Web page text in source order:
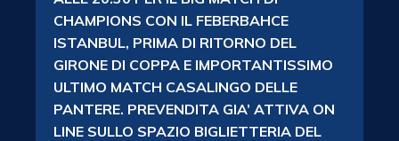
CHAMPIONS CON IL FEBERBAHCE
ISTANBUL, PRIMA DI RITORNO DEL
GIRONE DI COPPA E IMPORTANTISSIMO
ULTIMO MATCH CASALINGO DELLE
PANTERE. PREVENDITA GIA’ ATTIVA ON
LINE SULLO SPAZIO BIGLIETTERIA DEL